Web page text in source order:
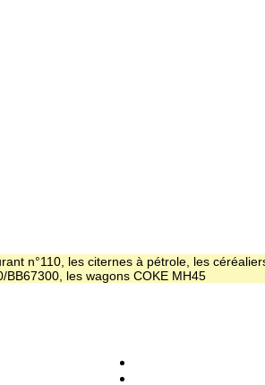
n°110, les citernes à pétrole, les
BB67300, les wagons COKE MH45